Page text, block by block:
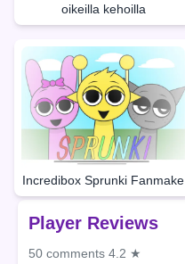
oikeilla kehoilla
Incredibox Sprunki Fanmake
Player Reviews
50 comments 4.2 ★